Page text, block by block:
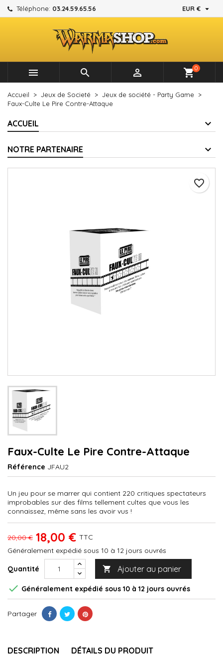
Téléphone: 03.24.59.65.56 EUR € 
   shopping_cart0
Accueil Jeux de Societé
Jeux de société - Party Game
Faux-Culte Le Pire Contre-Attaque
ACCUEIL
NOTRE PARTENAIRE
Faux-Culte Le Pire Contre-Attaque
Référence JFAU2
Un jeu pour se marrer qui contient 220 critiques spectateurs
improbables sur des films tellement cultes que vous les
connaissez, même sans les avoir vus !
20,00 € 18,00 € TTC
Généralement expédié sous 10 à 12 jours ouvrés
Quantité  Ajouter au panier
favorite_border
 Généralement expédié sous 10 à 12 jours ouvrés
Partager
DESCRIPTION DÉTAILS DU PRODUIT
Mes listes d'envies ×
Créer une nouvelle liste
Créer une liste d'envies ×
Nom de la liste d'envies
Annuler Créer une liste d'envies
Connexion ×
Vous devez être connecté pour ajouter des produits à
votre liste d'envies.